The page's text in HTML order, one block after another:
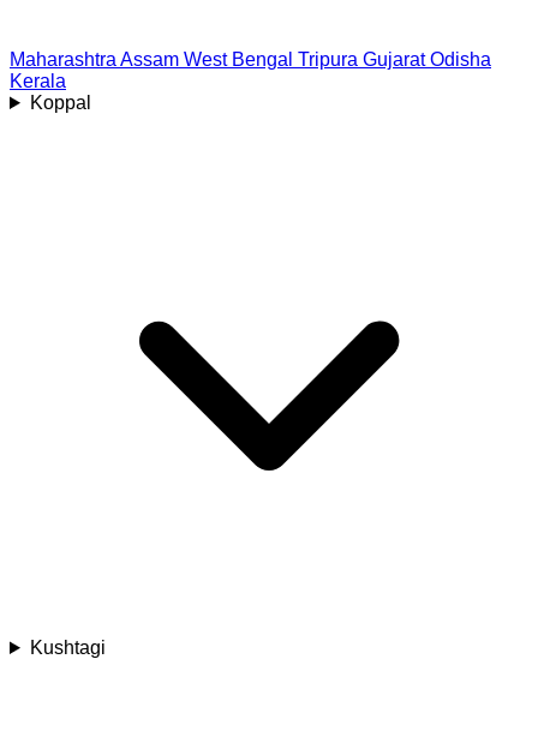
Maharashtra Assam West Bengal Tripura Gujarat Odisha
Kerala
Koppal
Kushtagi